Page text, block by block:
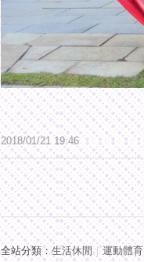
2018/01 /21 19:46
全站分類：生活休閒｜運動體育